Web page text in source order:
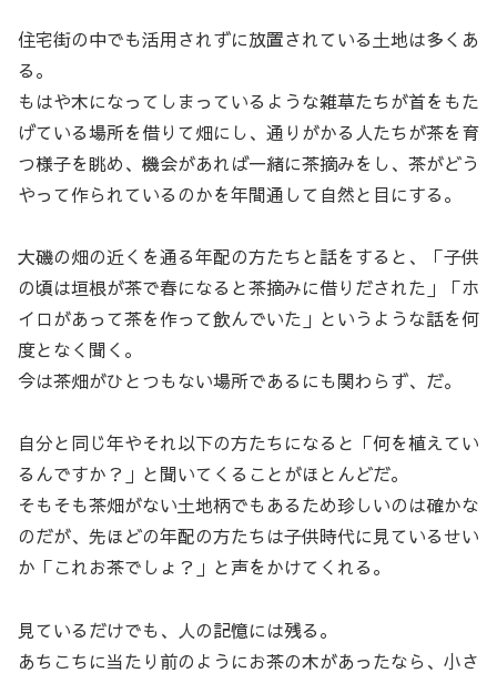
住宅街の中でも活用されずに放置されている土地は多くあ
る。
もはや木になってしまっているような雑草たちが首をもた
げている場所を借りて畑にし、通りがかる人たちが茶を育
つ様子を眺め、機会があれば一緒に茶摘みをし、茶がどう
やって作られているのかを年間通して自然と目にする。
大磯の畑の近くを通る年配の方たちと話をすると、「子供
の頃は垣根が茶で春になると茶摘みに借りだされた」「ホ
イロがあって茶を作って飲んでいた」というような話を何
度となく聞く。
今は茶畑がひとつもない場所であるにも関わらず、だ。
自分と同じ年やそれ以下の方たちになると「何を植えてい
るんですか？」と聞いてくることがほとんどだ。
そもそも茶畑がない土地柄でもあるため珍しいのは確かな
のだが、先ほどの年配の方たちは子供時代に見ているせい
か「これお茶でしょ？」と声をかけてくれる。
見ているだけでも、人の記憶には残る。
あちこちに当たり前のようにお茶の木があったなら、小さ